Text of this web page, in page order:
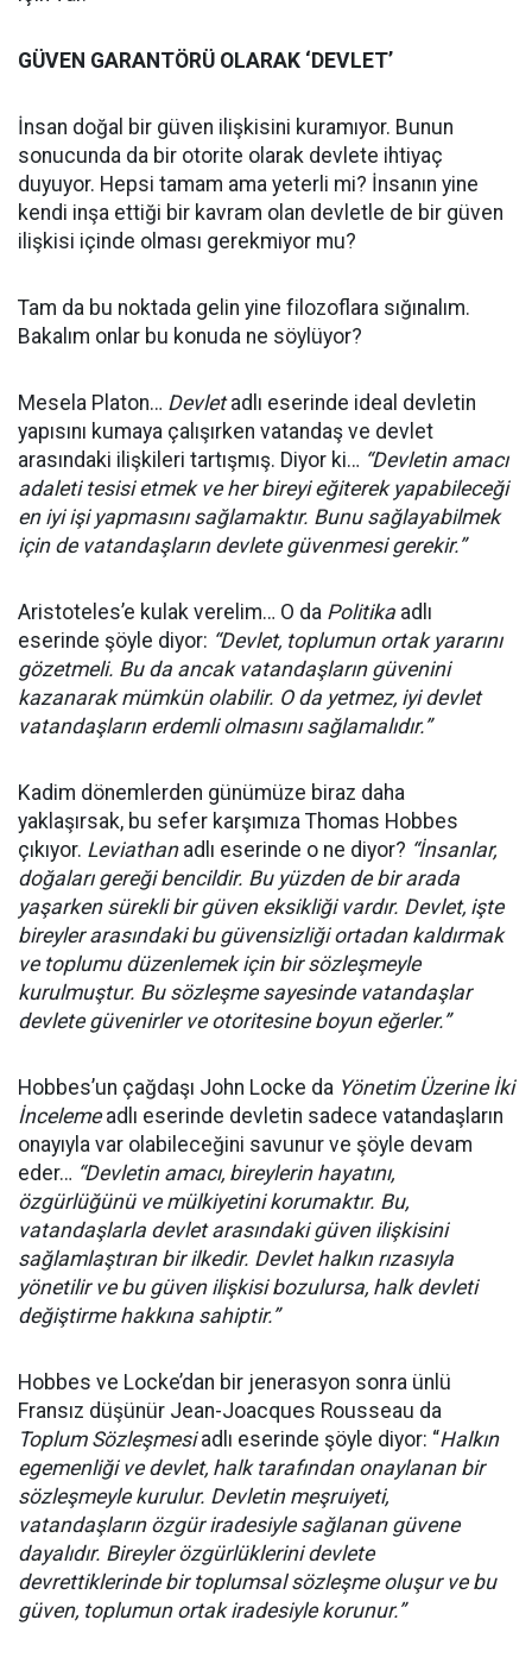
GÜVEN GARANTÖRÜ OLARAK ‘DEVLET’
İnsan doğal bir güven ilişkisini kuramıyor. Bunun
sonucunda da bir otorite olarak devlete ihtiyaç
duyuyor. Hepsi tamam ama yeterli mi? İnsanın yine
kendi inşa ettiği bir kavram olan devletle de bir güven
ilişkisi içinde olması gerekmiyor mu?
Tam da bu noktada gelin yine filozoflara sığınalım.
Bakalım onlar bu konuda ne söylüyor?
Mesela Platon… Devletadlı eserinde ideal devletin
yapısını kumaya çalışırken vatandaş ve devlet
arasındaki ilişkileri tartışmış. Diyor ki… “Devletin amacı
adaleti tesisi etmek ve her bireyi eğiterek yapabileceği
en iyi işi yapmasını sağlamaktır. Bunu sağlayabilmek
için de vatandaşların devlete güvenmesi gerekir.”
Aristoteles’e kulak verelim… O da Politika adlı
eserinde şöyle diyor: “Devlet, toplumun ortak yararını
gözetmeli. Bu da ancak vatandaşların güvenini
kazanarak mümkün olabilir. O da yetmez, iyi devlet
vatandaşların erdemli olmasını sağlamalıdır.”
Kadim dönemlerden günümüze biraz daha
yaklaşırsak, bu sefer karşımıza Thomas Hobbes
çıkıyor. Leviathanadlı eserinde o ne diyor? “İnsanlar,
doğaları gereği bencildir. Bu yüzden de bir arada
yaşarken sürekli bir güven eksikliği vardır. Devlet, işte
bireyler arasındaki bu güvensizliği ortadan kaldırmak
ve toplumu düzenlemek için bir sözleşmeyle
kurulmuştur. Bu sözleşme sayesinde vatandaşlar
devlete güvenirler ve otoritesine boyun eğerler.”
Hobbes’un çağdaşı John Locke da Yönetim Üzerine İki
İncelemeadlı eserinde devletin sadece vatandaşların
onayıyla var olabileceğini savunur ve şöyle devam
eder… “Devletin amacı, bireylerin hayatını,
özgürlüğünü ve mülkiyetini korumaktır. Bu,
vatandaşlarla devlet arasındaki güven ilişkisini
sağlamlaştıran bir ilkedir. Devlet halkın rızasıyla
yönetilir ve bu güven ilişkisi bozulursa, halk devleti
değiştirme hakkına sahiptir.”
Hobbes ve Locke’dan bir jenerasyon sonra ünlü
Fransız düşünür Jean-Joacques Rousseau da
Toplum Sözleşmesiadlı eserinde şöyle diyor: “Halkın
egemenliği ve devlet, halk tarafından onaylanan bir
sözleşmeyle kurulur. Devletin meşruiyeti,
vatandaşların özgür iradesiyle sağlanan güvene
dayalıdır. Bireyler özgürlüklerini devlete
devrettiklerinde bir toplumsal sözleşme oluşur ve bu
güven, toplumun ortak iradesiyle korunur.”